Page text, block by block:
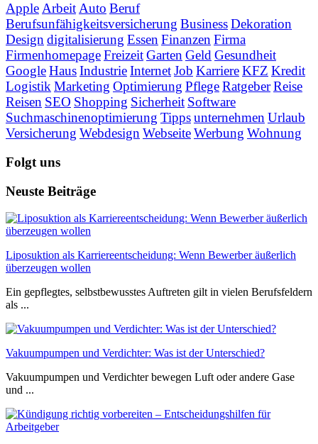
Apple Arbeit Auto Beruf
Berufsunfähigkeitsversicherung BusinessDekoration
Design digitalisierung Essen Finanzen Firma
FirmenhomepageFreizeitGarten Geld Gesundheit
GoogleHausIndustrieInternetJob KarriereKFZ Kredit
Logistik Marketing Optimierung PflegeRatgeberReise
Reisen SEO Shopping Sicherheit Software
Suchmaschinenoptimierung Tippsunternehmen Urlaub
Versicherung Webdesign WebseiteWerbung Wohnung
Folgt uns
Neuste Beiträge
Liposuktion als Karriereentscheidung: Wenn Bewerber äußerlich
überzeugen wollen
Ein gepflegtes, selbstbewusstes Auftreten gilt in vielen Berufsfeldern
als ...
Vakuumpumpen und Verdichter: Was ist der Unterschied?
Vakuumpumpen und Verdichter bewegen Luft oder andere Gase
und ...